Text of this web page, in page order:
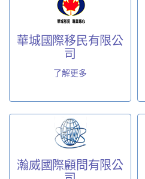
華城國際移民有限公
司
了解更多
瀚威國際顧問有限公